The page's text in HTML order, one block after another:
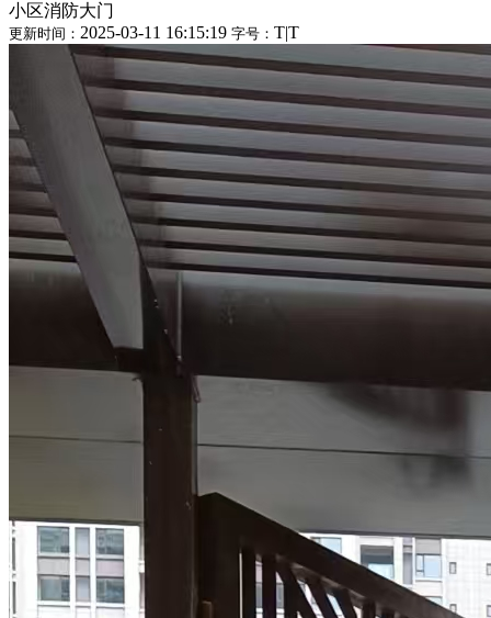
小区消防大门
更新时间： 2025-03-11 16:15:19 字号： T|T